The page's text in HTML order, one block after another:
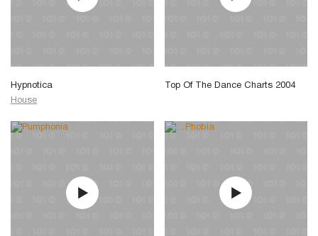
Hypnotica
House
Top Of The Dance Charts 2004